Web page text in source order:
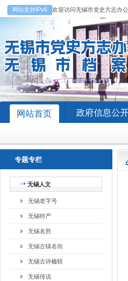
网站支持IPv6 欢迎访问无锡市党史方志办
网站首页 政府信息公
专题专栏
无锡人文
无锡老字号
无锡特产
无锡名胜
无锡古镇名街
无锡古诗楹联
无锡传说